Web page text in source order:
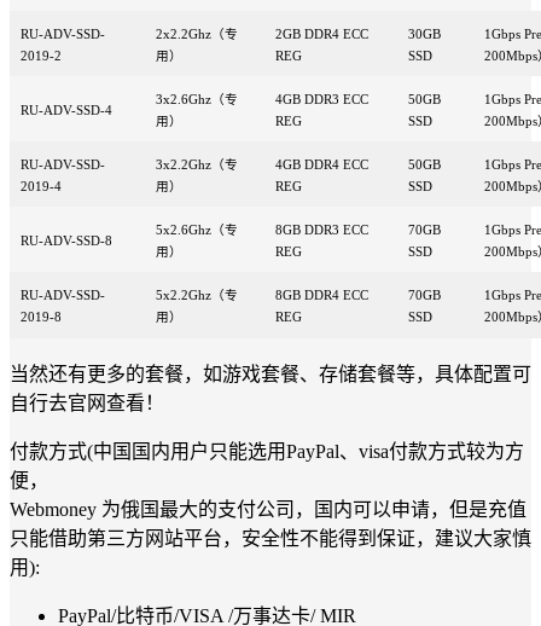
RU-ADV-SSD-
2019-2
2x2.2Ghz（专
用）
2GB DDR4 ECC
REG
30GB
SSD
1Gbps
200Mbps
RU-ADV-SSD-4
3x2.6Ghz（专
用）
4GB DDR3 ECC
REG
50GB
SSD
1Gbps
200Mbps
RU-ADV-SSD-
2019-4
3x2.2Ghz（专
用）
4GB DDR4 ECC
REG
50GB
SSD
1Gbps
200Mbps
RU-ADV-SSD-8
5x2.6Ghz（专
用）
8GB DDR3 ECC
REG
70GB
SSD
1Gbps
200Mbps
RU-ADV-SSD-
2019-8
5x2.2Ghz（专
用）
8GB DDR4 ECC
REG
70GB
SSD
1Gbps
200Mbps
当然还有更多的套餐，如游戏套餐、存储套餐等，具体配置可
自行去官网查看！
付款方式(中国国内用户只能选用PayPal、visa付款方式较为方
便，
Webmoney 为俄国最大的支付公司，国内可以申请，但是充值
只能借助第三方网站平台，安全性不能得到保证，建议大家慎
用):
PayPal/比特币/VISA /万事达卡/ MIR